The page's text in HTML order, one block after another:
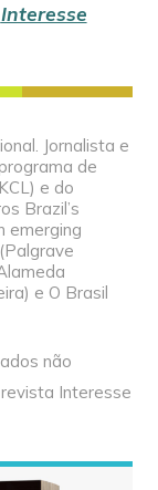
Interesse
Jornalista e
de
e do
Brazil’s
emerging
e O Brasil
não
Interesse